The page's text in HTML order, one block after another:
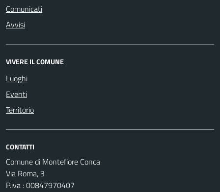
Comunicati
Avvisi
VIVERE IL COMUNE
Luoghi
Eventi
Territorio
CONTATTI
Comune di Montefiore Conca
Via Roma, 3
P.iva : 00847970407